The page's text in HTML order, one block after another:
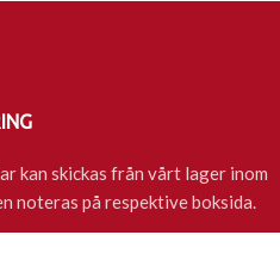
kan skickas från vårt lager inom
noteras på respektive boksida.